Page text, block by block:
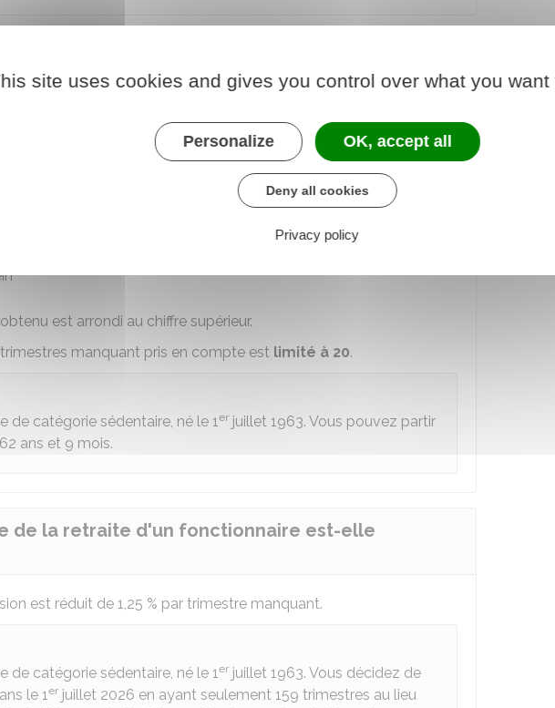
le nombre de trimestres manquant d'un
retenu par leSREou laCNRACLest leplus petitdes
manquants entre votre âge à la date de votre départ à la
du taux plein automatique
manquants entre votre nombre de trimestres à la date de
et le nombre de trimestres exigé pour avoir droit à une
est arrondi au chiffre supérieur.
manquant pris en compte est limité à 20.
de catégorie sédentaire, né le 1er juillet 1963. Vous pouvez partir
ans et 9 mois.
de la retraite d'un fonctionnaire est-elle
est réduit de 1,25 % par trimestre manquant.
de catégorie sédentaire, né le 1er juillet 1963. Vous décidez de
le 1er juillet 2026 en ayant seulement 159 trimestres au lieu
site uses cookies and gives you control over what you want
Personalize OK, accept all
Deny all cookies
Privacy policy